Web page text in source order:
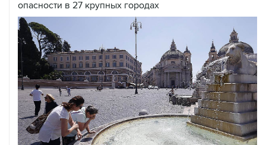
опасности в 27 крупных городах